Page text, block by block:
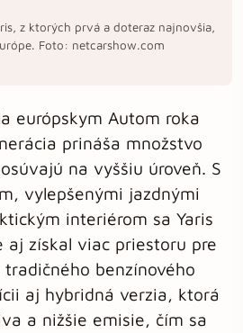
z ktorých prvá a doteraz najnovšia,
Foto: netcarshow.com
európskym Autom roka
prináša množstvo
na vyššiu úroveň. S
vylepšenými jazdnými
interiérom sa Yaris
aj získal viac priestoru pre
benzínového
aj hybridná verzia, ktorá
a nižšie emisie, čím sa